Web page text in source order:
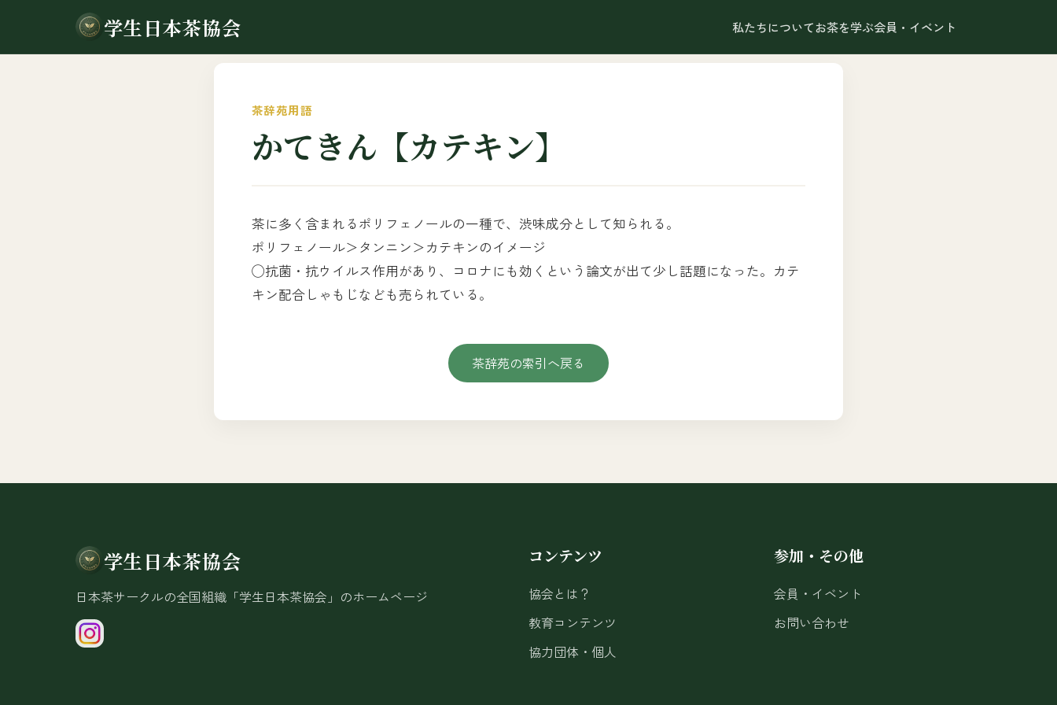
学生日本茶協会 私たちについてお茶を学ぶ会員・イベント
茶辞苑用語
かてきん【カテキン】
茶に多く含まれるポリフェノールの一種で、渋味成分として知られる。
ポリフェノール＞タンニン＞カテキンのイメージ
◯抗菌・抗ウイルス作用があり、コロナにも効くという論文が出て少し話題になった。カテ
キン配合しゃもじなども売られている。
茶辞苑の索引へ戻る
学生日本茶協会
日本茶サークルの全国組織「学生日本茶協会」のホームページ
コンテンツ
協会とは？
教育コンテンツ
協力団体・個人
参加・その他
会員・イベント
お問い合わせ